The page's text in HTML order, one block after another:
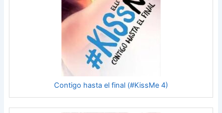
Contigo hasta el final (#KissMe 4)